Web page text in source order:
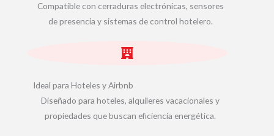
Compatible con cerraduras electrónicas, sensores
de presencia y sistemas de control hotelero.
Ideal para Hoteles y Airbnb
Diseñado para hoteles, alquileres vacacionales y
propiedades que buscan eficiencia energética.